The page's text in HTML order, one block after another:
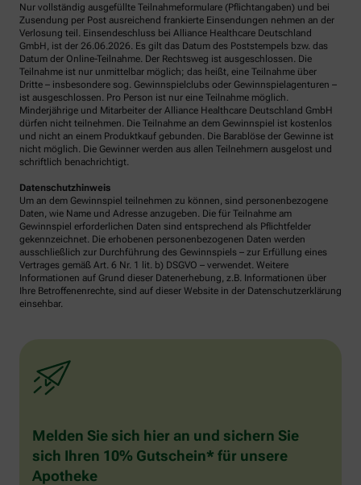
Nur vollständig ausgefüllte Teilnahmeformulare (Pflichtangaben) und bei
Zusendung per Post ausreichend frankierte Einsendungen nehmen an der
Verlosung teil. Einsendeschluss bei Alliance Healthcare Deutschland
GmbH, ist der 26.06.2026. Es gilt das Datum des Poststempels bzw. das
Datum der Online-Teilnahme. Der Rechtsweg ist ausgeschlossen. Die
Teilnahme ist nur unmittelbar möglich; das heißt, eine Teilnahme über
Dritte – insbesondere sog. Gewinnspielclubs oder Gewinnspielagenturen –
ist ausgeschlossen. Pro Person ist nur eine Teilnahme möglich.
Minderjährige und Mitarbeiter der Alliance Healthcare Deutschland GmbH
dürfen nicht teilnehmen. Die Teilnahme an dem Gewinnspiel ist kostenlos
und nicht an einem Produktkauf gebunden. Die Barablöse der Gewinne ist
nicht möglich. Die Gewinner werden aus allen Teilnehmern ausgelost und
schriftlich benachrichtigt.
Datenschutzhinweis
Um an dem Gewinnspiel teilnehmen zu können, sind personenbezogene
Daten, wie Name und Adresse anzugeben. Die für Teilnahme am
Gewinnspiel erforderlichen Daten sind entsprechend als Pflichtfelder
gekennzeichnet. Die erhobenen personenbezogenen Daten werden
ausschließlich zur Durchführung des Gewinnspiels – zur Erfüllung eines
Vertrages gemäß Art. 6 Nr. 1 lit. b) DSGVO – verwendet. Weitere
Informationen auf Grund dieser Datenerhebung, z.B. Informationen über
Ihre Betroffenenrechte, sind auf dieser Website in der Datenschutzerklärung
einsehbar.
Melden Sie sich hier an und sichern Sie
sich Ihren 10% Gutschein* für unsere
Apotheke